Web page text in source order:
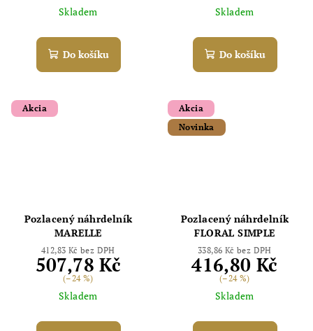
Skladem
Do košíku
Skladem
Do košíku
Akcia
Pozlacený náhrdelník
MARELLE
412,83 Kč bez DPH
507,78 Kč
(–24 %)
Skladem
Akcia
Novinka
Pozlacený náhrdelník
FLORAL SIMPLE
338,86 Kč bez DPH
416,80 Kč
(–24 %)
Skladem
Powered by chaterimo